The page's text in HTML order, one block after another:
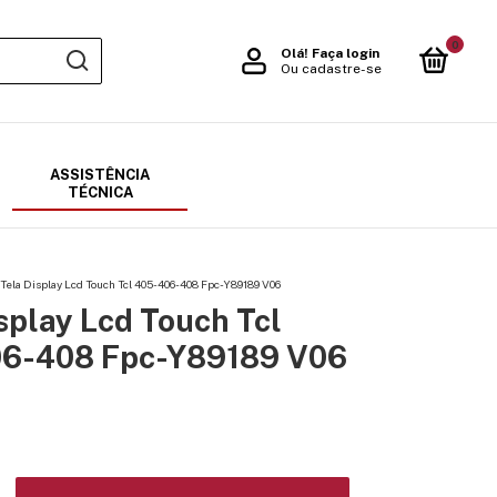
Olá! Faça login
Ou cadastre-se
0
ASSISTÊNCIA
TÉCNICA
Tela Display Lcd Touch Tcl 405-406-408 Fpc-Y89189 V06
Lcd Touch Tcl
408 Fpc-Y89189 V06